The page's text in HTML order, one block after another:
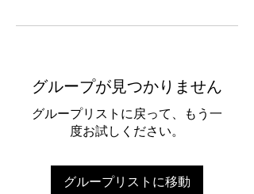
グループが見つかりません
グループリストに戻って、もう一
度お試しください。
グループリストに移動